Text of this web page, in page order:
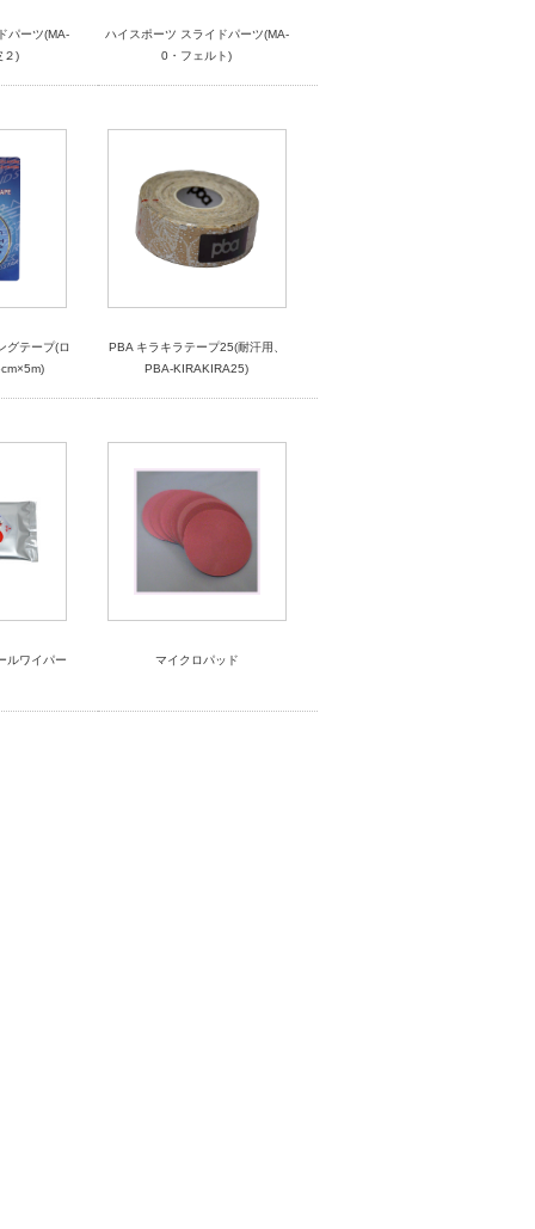
パーツ(MA-
２)
ハイスポーツ スライドパーツ(MA-
0・フェルト)
グテープ(ロ
PBA キラキラテープ25(耐汗用、
PBA-KIRAKIRA25)
ルワイパー マイクロパッド